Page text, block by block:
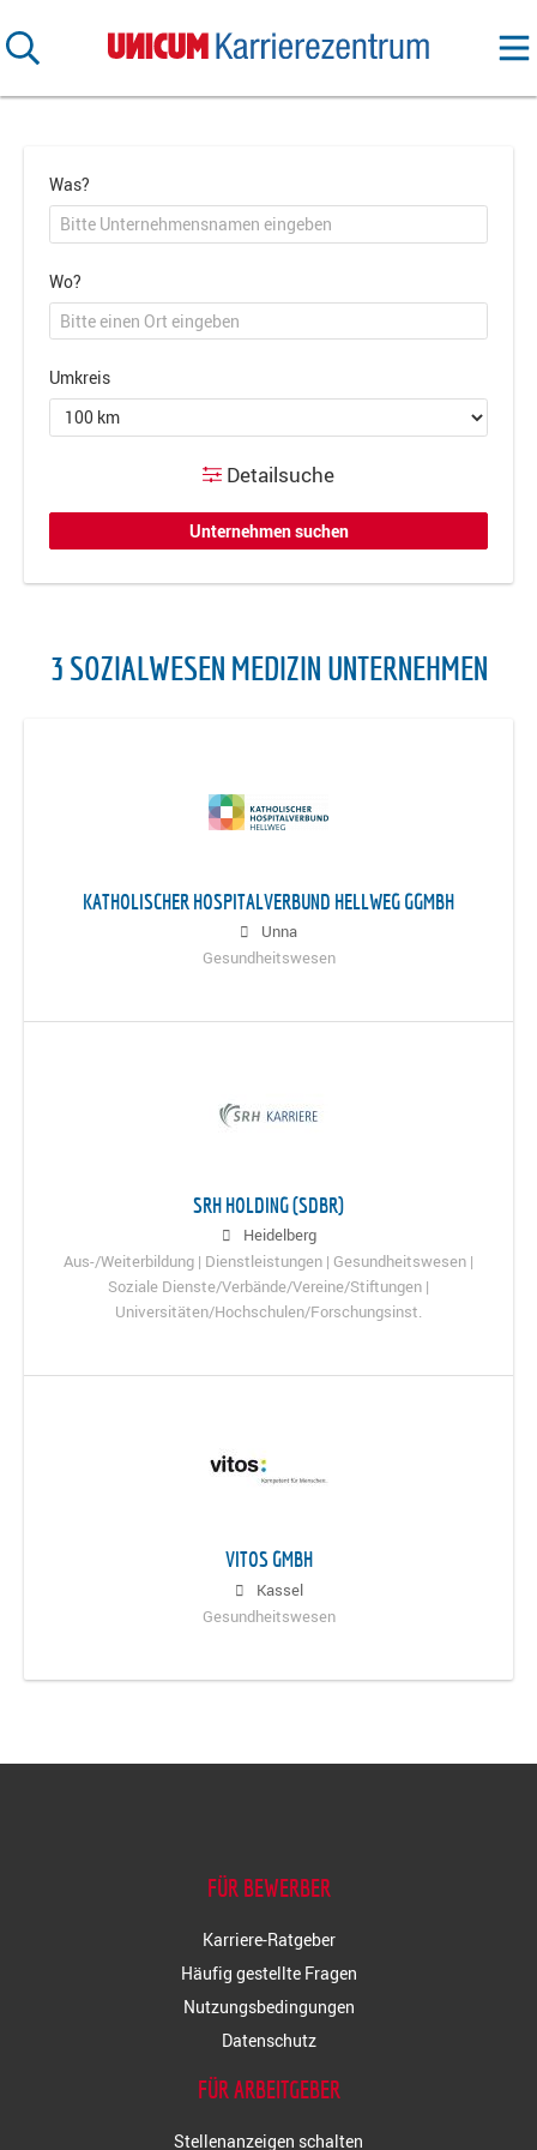
Was?
Wo?
Umkreis
Detailsuche
3 SOZIALWESEN MEDIZIN UNTERNEHMEN
KATHOLISCHER HOSPITALVERBUND HELLWEG GGMBH
Unna
Gesundheitswesen
SRH HOLDING (SDBR)
Heidelberg
Aus-/Weiterbildung | Dienstleistungen | Gesundheitswesen |
Soziale Dienste/Verbände/Vereine/Stiftungen |
Universitäten/Hochschulen/Forschungsinst.
VITOS GMBH
Kassel
Gesundheitswesen
FÜR BEWERBER
Karriere-Ratgeber
Häufig gestellte Fragen
Nutzungsbedingungen
Datenschutz
FÜR ARBEITGEBER
Stellenanzeigen schalten